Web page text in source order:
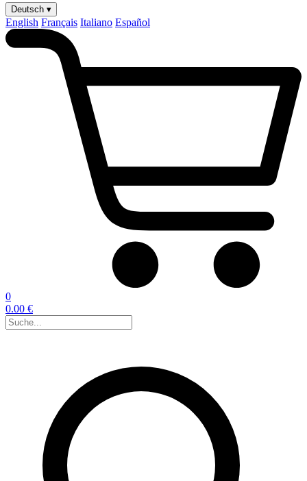
Deutsch ▾
English Français Italiano Español
0
0.00 €